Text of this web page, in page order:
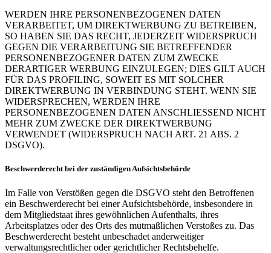
WERDEN IHRE PERSONENBEZOGENEN DATEN
VERARBEITET, UM DIREKTWERBUNG ZU BETREIBEN,
SO HABEN SIE DAS RECHT, JEDERZEIT WIDERSPRUCH
GEGEN DIE VERARBEITUNG SIE BETREFFENDER
PERSONENBEZOGENER DATEN ZUM ZWECKE
DERARTIGER WERBUNG EINZULEGEN; DIES GILT AUCH
FÜR DAS PROFILING, SOWEIT ES MIT SOLCHER
DIREKTWERBUNG IN VERBINDUNG STEHT. WENN SIE
WIDERSPRECHEN, WERDEN IHRE
PERSONENBEZOGENEN DATEN ANSCHLIESSEND NICHT
MEHR ZUM ZWECKE DER DIREKTWERBUNG
VERWENDET (WIDERSPRUCH NACH ART. 21 ABS. 2
DSGVO).
Beschwerderecht bei der zuständigen Aufsichtsbehörde
Im Falle von Verstößen gegen die DSGVO steht den Betroffenen
ein Beschwerderecht bei einer Aufsichtsbehörde, insbesondere in
dem Mitgliedstaat ihres gewöhnlichen Aufenthalts, ihres
Arbeitsplatzes oder des Orts des mutmaßlichen Verstoßes zu. Das
Beschwerderecht besteht unbeschadet anderweitiger
verwaltungsrechtlicher oder gerichtlicher Rechtsbehelfe.